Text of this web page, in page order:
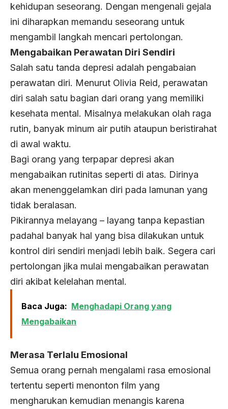
kehidupan seseorang. Dengan mengenali gejala
ini diharapkan memandu seseorang untuk
mengambil langkah mencari pertolongan.
Mengabaikan Perawatan Diri Sendiri
Salah satu tanda depresi adalah pengabaian
perawatan diri. Menurut Olivia Reid, perawatan
diri salah satu bagian dari orang yang memiliki
kesehata mental. Misalnya melakukan olah raga
rutin, banyak minum air putih ataupun beristirahat
di awal waktu.
Bagi orang yang terpapar depresi akan
mengabaikan rutinitas seperti di atas. Dirinya
akan menenggelamkan diri pada lamunan yang
tidak beralasan.
Pikirannya melayang – layang tanpa kepastian
padahal banyak hal yang bisa dilakukan untuk
kontrol diri sendiri menjadi lebih baik. Segera cari
pertolongan jika mulai mengabaikan perawatan
diri akibat kelelahan mental.
Baca Juga: Menghadapi Orang yang
Mengabaikan
Merasa Terlalu Emosional
Semua orang pernah mengalami rasa emosional
tertentu seperti menonton film yang
mengharukan kemudian menangis karena